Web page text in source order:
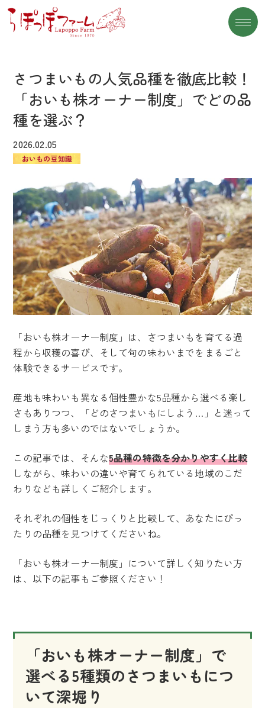
ーナー制度」でどの品種を選ぶ？
さつまいもの人気品種を徹底比較！
「おいも株オーナー制度」でどの品
種を選ぶ？
2026.02.05
おいもの豆知識
「おいも株オーナー制度」は、さつまいもを育てる過
程から収穫の喜び、そして旬の味わいまでをまるごと
体験できるサービスです。
産地も味わいも異なる個性豊かな5品種から選べる楽し
さもありつつ、「どのさつまいもにしよう…」と迷って
しまう方も多いのではないでしょうか。
この記事では、そんな5品種の特徴を分かりやすく比較
しながら、味わいの違いや育てられている地域のこだ
わりなども詳しくご紹介します。
それぞれの個性をじっくりと比較して、あなたにぴっ
たりの品種を見つけてくださいね。
「おいも株オーナー制度」について詳しく知りたい方
は、以下の記事もご参照ください！
「おいも株オーナー制度」で
選べる5種類のさつまいもにつ
いて深堀り